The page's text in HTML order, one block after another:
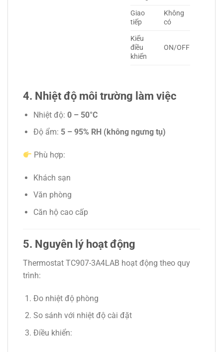
Giao
tiếp
Không
có
Kiểu
điều
khiển
ON/OFF
4. Nhiệt độ môi trường làm việc
Nhiệt độ: 0 – 50°C
Độ ẩm: 5 – 95% RH (không ngưng tụ)
Phù hợp:
Khách sạn
Văn phòng
Căn hộ cao cấp
5. Nguyên lý hoạt động
Thermostat TC907-3A4LAB hoạt động theo quy
trình:
Đo nhiệt độ phòng
So sánh với nhiệt độ cài đặt
Điều khiển: